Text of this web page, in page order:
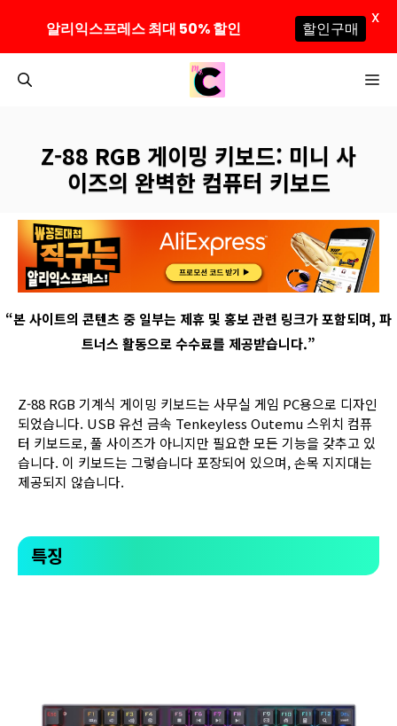
Z-88 RGB 게이밍 키보드: 미니 사
이즈의 완벽한 컴퓨터 키보드
“본 사이트의 콘텐츠 중 일부는 제휴 및 홍보 관련 링크가 포함되며, 파
트너스 활동으로 수수료를 제공받습니다.”
Z-88 RGB 기계식 게이밍 키보드는 사무실 게임 PC용으로 디자인
되었습니다. USB 유선 금속 Tenkeyless Outemu 스위치 컴퓨
터 키보드로, 풀 사이즈가 아니지만 필요한 모든 기능을 갖추고 있
습니다. 이 키보드는 그렇습니다 포장되어 있으며, 손목 지지대는
제공되지 않습니다.
특징
알리익스프레스 최대 50% 할인 할인구매
X